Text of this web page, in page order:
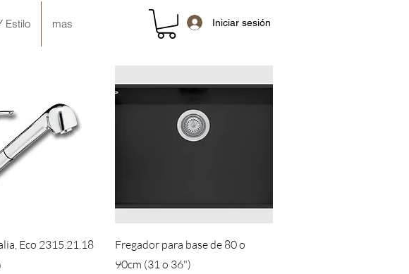
Estilo mas Iniciar sesión
rápida
Eco 2315.21.18
Vista rápida
Fregador para base de 80 o
90cm (31 o 36")